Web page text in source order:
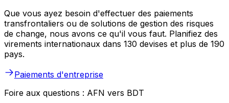
Que vous ayez besoin d'effectuer des paiements
transfrontaliers ou de solutions de gestion des risques
de change, nous avons ce qu'il vous faut. Planifiez des
virements internationaux dans 130 devises et plus de 190
pays.
Paiements d'entreprise
Foire aux questions : AFN vers BDT